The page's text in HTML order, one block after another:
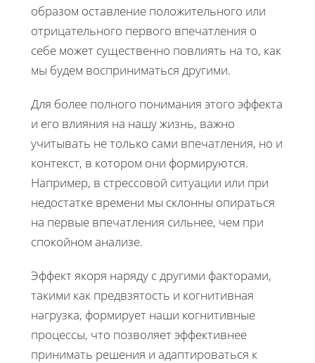
образом оставление положительного или
отрицательного первого впечатления о
себе может существенно повлиять на то, как
мы будем восприниматься другими.
Для более полного понимания этого эффекта
и его влияния на нашу жизнь, важно
учитывать не только сами впечатления, но и
контекст, в котором они формируются.
Например, в стрессовой ситуации или при
недостатке времени мы склонны опираться
на первые впечатления сильнее, чем при
спокойном анализе.
Эффект якоря наряду с другими факторами,
такими как предвзятость и когнитивная
нагрузка, формирует наши когнитивные
процессы, что позволяет эффективнее
принимать решения и адаптироваться к